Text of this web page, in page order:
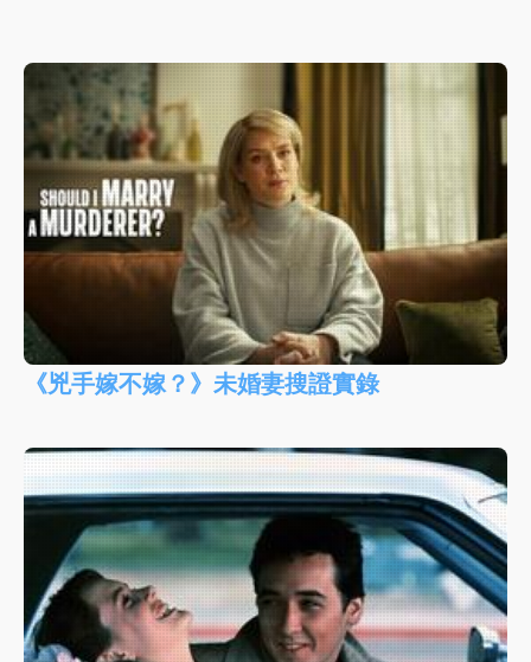
《兇手嫁不嫁？》未婚妻搜證實錄